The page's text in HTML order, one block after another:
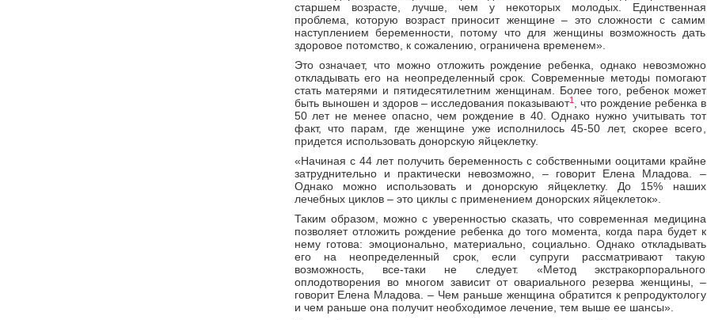
старшем возрасте, лучше, чем у некоторых молодых. Единственная
проблема, которую возраст приносит женщине – это сложности с самим
наступлением беременности, потому что для женщины возможность дать
здоровое потомство, к сожалению, ограничена временем».
Это означает, что можно отложить рождение ребенка, однако невозможно
откладывать его на неопределенный срок. Современные методы помогают
стать матерями и пятидесятилетним женщинам. Более того, ребенок может
быть выношен и здоров – исследования показывают1, что рождение ребенка в
50 лет не менее опасно, чем рождение в 40. Однако нужно учитывать тот
факт, что парам, где женщине уже исполнилось 45-50 лет, скорее всего,
придется использовать донорскую яйцеклетку.
«Начиная с 44 лет получить беременность с собственными ооцитами крайне
затруднительно и практически невозможно, – говорит Елена Младова. –
Однако можно использовать и донорскую яйцеклетку. До 15% наших
лечебных циклов – это циклы с применением донорских яйцеклеток».
Таким образом, можно с уверенностью сказать, что современная медицина
позволяет отложить рождение ребенка до того момента, когда пара будет к
нему готова: эмоционально, материально, социально. Однако откладывать
его на неопределенный срок, если супруги рассматривают такую
возможность, все-таки не следует. «Метод экстракорпорального
оплодотворения во многом зависит от овариального резерва женщины, –
говорит Елена Младова. – Чем раньше женщина обратится к репродуктологу
и чем раньше она получит необходимое лечение, тем выше ее шансы».